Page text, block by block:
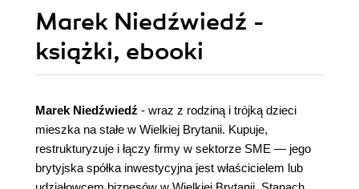
Marek Niedźwiedź -
książki, ebooki
Marek Niedźwiedź - wraz z rodziną i trójką dzieci
mieszka na stałe w Wielkiej Brytanii. Kupuje,
restrukturyzuje i łączy firmy w sektorze SME — jego
brytyjska spółka inwestycyjna jest właścicielem lub